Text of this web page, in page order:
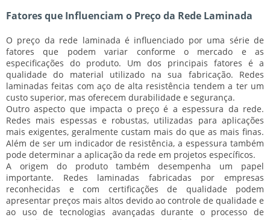
Fatores que Influenciam o Preço da Rede Laminada
O preço da rede laminada é influenciado por uma série de
fatores que podem variar conforme o mercado e as
especificações do produto. Um dos principais fatores é a
qualidade do material utilizado na sua fabricação. Redes
laminadas feitas com aço de alta resistência tendem a ter um
custo superior, mas oferecem durabilidade e segurança.
Outro aspecto que impacta o preço é aespessura da rede.
Redes mais espessas e robustas, utilizadas para aplicações
mais exigentes, geralmente custam mais do que as mais finas.
Além de ser um indicador de resistência, a espessura também
pode determinar a aplicação da rede em projetos específicos.
A origem do produtotambém desempenha um papel
importante. Redes laminadas fabricadas por empresas
reconhecidas e com certificações de qualidade podem
apresentar preços mais altos devido ao controle de qualidade e
ao uso de tecnologias avançadas durante o processo de